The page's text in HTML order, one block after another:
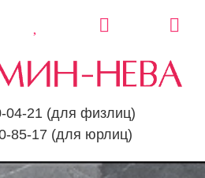
04-21 (для физлиц)
85-17 (для юрлиц)